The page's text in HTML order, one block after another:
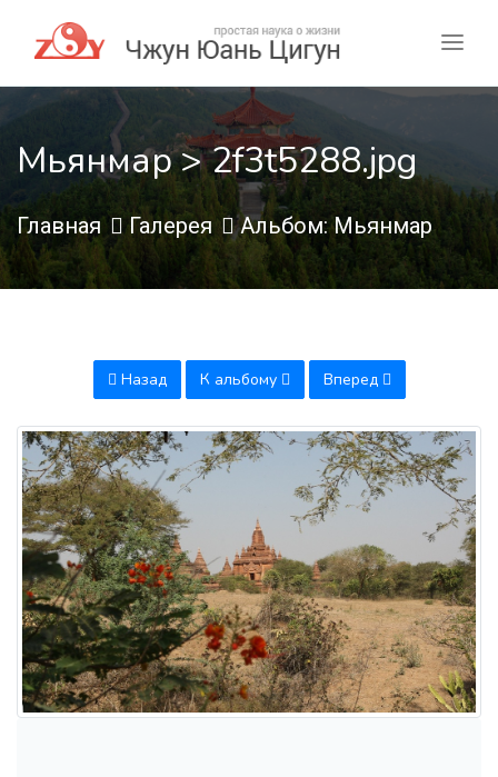
Мьянмар > 2f3t5288.jpg
Главная Галерея Альбом: Мьянмар
Назад К альбому Вперед